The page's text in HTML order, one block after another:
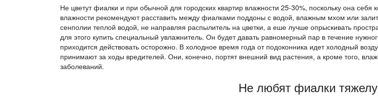
Не цветут фиалки и при обычной для городских квартир влажности 25-30%, поскольку она
влажности рекомендуют расставить между фиалками поддоны с водой, влажным мхом или
сенполии теплой водой, не направляя распылитель на цветки, а еше лучше опрыскивать
для этого купить специальный увлажнитель. Он будет давать равномерный пар в течение
приходится действовать осторожно. В холодное время года от подоконника идет холодный
принимают за ходы вредителей. Они, конечно, портят внешний вид растения, а кроме того,
заболеваний.
Не любят фиалки